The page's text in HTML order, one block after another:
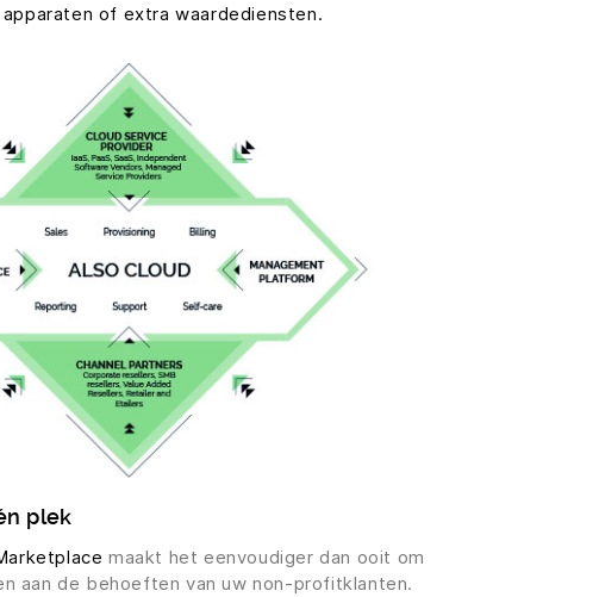
of extra waardediensten.
plek
maakt het eenvoudiger dan ooit om
aan de behoeften van uw non-profitklanten.